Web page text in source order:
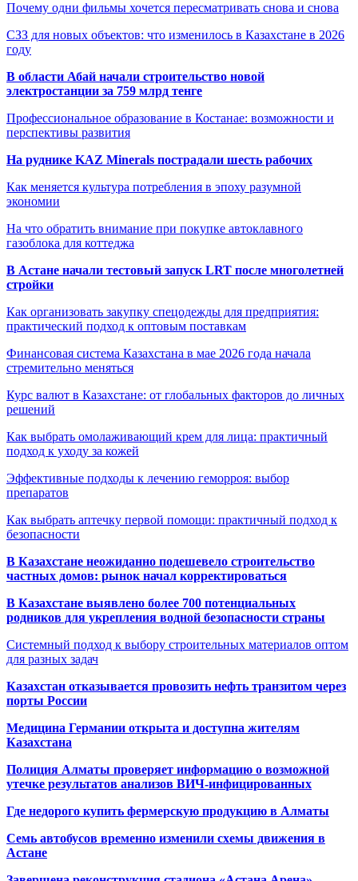
Почему одни фильмы хочется пересматривать снова и снова
СЗЗ для новых объектов: что изменилось в Казахстане в 2026
году
В области Абай начали строительство новой
электростанции за 759 млрд тенге
Профессиональное образование в Костанае: возможности и
перспективы развития
На руднике KAZ Minerals пострадали шесть рабочих
Как меняется культура потребления в эпоху разумной
экономии
На что обратить внимание при покупке автоклавного
газоблока для коттеджа
В Астане начали тестовый запуск LRT после многолетней
стройки
Как организовать закупку спецодежды для предприятия:
практический подход к оптовым поставкам
Финансовая система Казахстана в мае 2026 года начала
стремительно меняться
Курс валют в Казахстане: от глобальных факторов до личных
решений
Как выбрать омолаживающий крем для лица: практичный
подход к уходу за кожей
Эффективные подходы к лечению геморроя: выбор
препаратов
Как выбрать аптечку первой помощи: практичный подход к
безопасности
В Казахстане неожиданно подешевело строительство
частных домов: рынок начал корректироваться
В Казахстане выявлено более 700 потенциальных
родников для укрепления водной безопасности страны
Системный подход к выбору строительных материалов оптом
для разных задач
Казахстан отказывается провозить нефть транзитом через
порты России
Медицина Германии открыта и доступна жителям
Казахстана
Полиция Алматы проверяет информацию о возможной
утечке результатов анализов ВИЧ-инфицированных
Где недорого купить фермерскую продукцию в Алматы
Семь автобусов временно изменили схемы движения в
Астане